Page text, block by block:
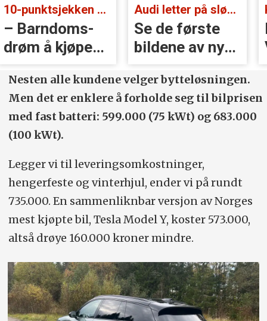
Audi letter på sløret:
Se de første
bildene av nye
A2 e-tron
Kan bli stor og rimelig:
Blir EX50
Volvos neste
storsatsing?
Nesten alle kundene velger bytte­løsningen.
Men det er enklere å forholde seg til bilprisen
med fast batteri: 599.000 (75 kWt) og 683.000
(100 kWt).
Legger vi til leveringsomkostninger,
hengerfeste og vinterhjul, ender vi på rundt
735.000. En sammenliknbar versjon av Norges
mest kjøpte bil, Tesla Model Y, koster 573.000,
altså drøye 160.000 kroner mindre.